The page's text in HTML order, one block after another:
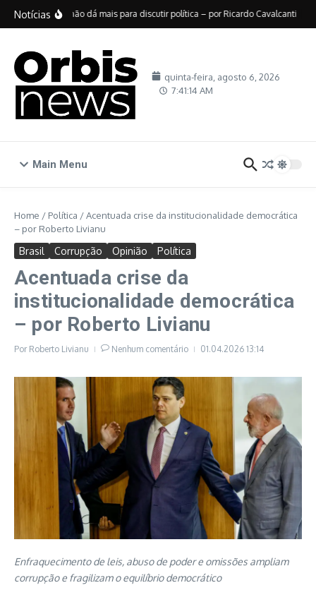
Ir para o conteúdo
Notícias
No Brasil, não dá mais para discutir política – por Ricardo Cavalcanti
quinta-feira, agosto 6, 2026
7:41:15 AM
Main Menu
Home / Política /Acentuada crise da institucionalidade democrática
– por Roberto Livianu
Brasil Corrupção Opinião Política
Acentuada crise da
institucionalidade democrática
– por Roberto Livianu
Por Roberto Livianu Nenhum comentário 01.04.2026 13:14
Enfraquecimento de leis, abuso de poder e omissões ampliam
corrupção e fragilizam o equilíbrio democrático